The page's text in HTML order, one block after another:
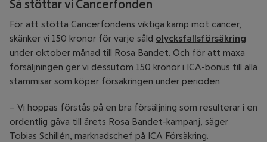
Så stöttar vi Cancerfonden
För att stötta Cancerfondens viktiga kamp mot cancer,
skänker vi 150 kronor för varje såld olycksfallsförsäkring
under oktober månad till Rosa Bandet. Och för att maxa
försäljningen ger vi dessutom 150 kronor i ICA-bonus till alla
stammisar som köper försäkringen under perioden.
– Vi hoppas förstås på en bra försäljning som resulterar i en
ordentlig gåva till årets Rosa Bandet-kampanj, säger
Tobias Schillén, marknadschef på ICA Försäkring.